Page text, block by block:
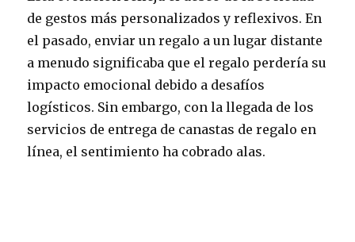
de gestos más personalizados y reflexivos. En
el pasado, enviar un regalo a un lugar distante
a menudo significaba que el regalo perdería su
impacto emocional debido a desafíos
logísticos. Sin embargo, con la llegada de los
servicios de entrega de canastas de regalo en
línea, el sentimiento ha cobrado alas.